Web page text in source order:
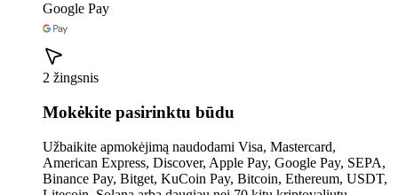
Google Pay
2 žingsnis
Mokėkite pasirinktu būdu
Užbaikite apmokėjimą naudodami Visa, Mastercard,
American Express, Discover, Apple Pay, Google Pay, SEPA,
Binance Pay, Bitget, KuCoin Pay, Bitcoin, Ethereum, USDT,